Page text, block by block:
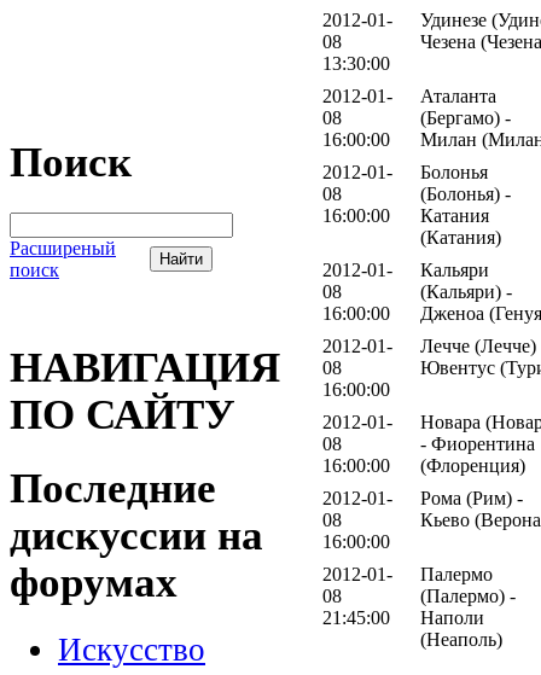
Поиск
Расширеный
поиск
НАВИГАЦИЯ
ПО САЙТУ
Последние
дискуссии на
форумах
Искусство
2012-01-
08
13:30:00
Удинезе
Чезена
2012-01-
08
16:00:00
Аталанта
(Бергамо) -
Милан
2012-01-
08
16:00:00
Болонья
(Болонья) -
Катания
(Катания)
2012-01-
08
16:00:00
Кальяри
(Кальяри) -
Дженоа
2012-01-
08
16:00:00
Лечче (Лечче)
Ювентус
2012-01-
08
16:00:00
Новара
- Фиорентина
(Флоренция)
2012-01-
08
16:00:00
Рома (Рим) -
Кьево
2012-01-
08
21:45:00
Палермо
(Палермо) -
Наполи
(Неаполь)